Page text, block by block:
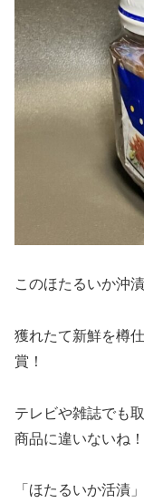
このほたるいか沖
獲れたて新鮮を樽
賞！
テレビや雑誌でも
商品に違いないね！
「ほたるいか活漬